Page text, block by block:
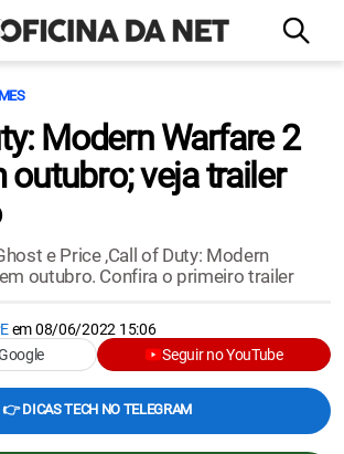
Modern Warfare 2
outubro; veja trailer
e Price ,Call of Duty: Modern
outubro. Confira o primeiro trailer
em08/06/2022 15:06
Seguir no YouTube
👉 DICAS TECH NO TELEGRAM